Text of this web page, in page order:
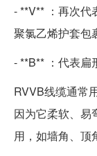
- **V** ：再次代
聚氯乙烯护套包
- **B** ：代表扁
RVVB线缆通常
因为它柔软、易
用，如墙角、顶